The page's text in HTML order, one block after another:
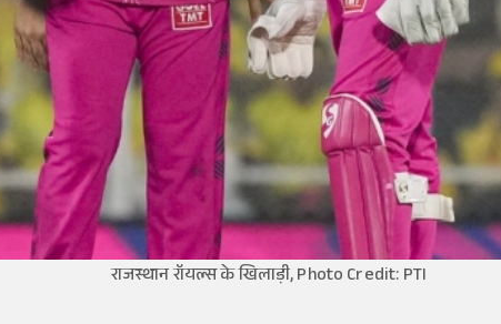
राजस्थान रॉयल्स के खिलाड़ी, Photo Credit: PTI